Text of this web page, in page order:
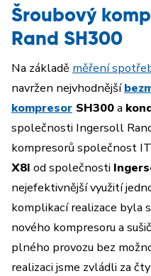
Šroubový
Rand SH300
Na základě měření
navržen nejvhodnější
kompresor SH300a
společnosti Ingersoll
kompresorů společnost
X8I od společnosti
nejefektivnější využití
komplikací realizace byla
nového kompresoru a
plného provozu bez
realizaci jsme zvládli za